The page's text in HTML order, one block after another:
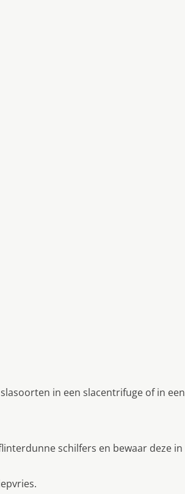
in een slacentrifuge of in een
schilfers en bewaar deze in